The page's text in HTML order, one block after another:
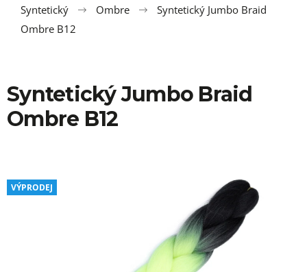
Syntetický
Ombre
Syntetický Jumbo Braid
Ombre B12
Syntetický Jumbo Braid
Ombre B12
VÝPRODEJ
e
b
e
t
e
í